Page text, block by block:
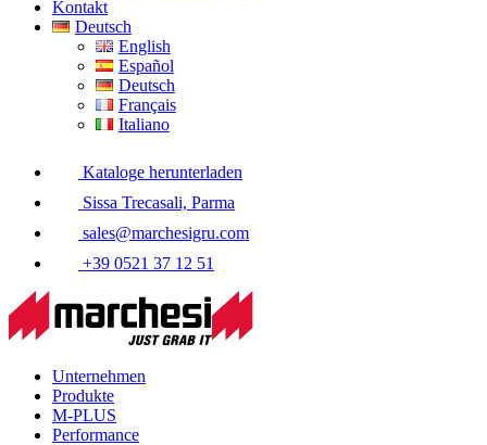
Kontakt
Deutsch
English
Español
Deutsch
Français
Italiano
Kataloge herunterladen
Sissa Trecasali, Parma
sales@marchesigru.com
+39 0521 37 12 51
Unternehmen
Produkte
M-PLUS
Performance